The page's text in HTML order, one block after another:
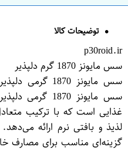
توضیحات کالا
p30roid.ir
سس مایونز 1870 گرم دلپذیر
سس مایونز
سس مایونز
غذایی است که با ترکیب
لذیذ و بافتی نرم ارائه
گزینه‌ای مناسب برای مصارف